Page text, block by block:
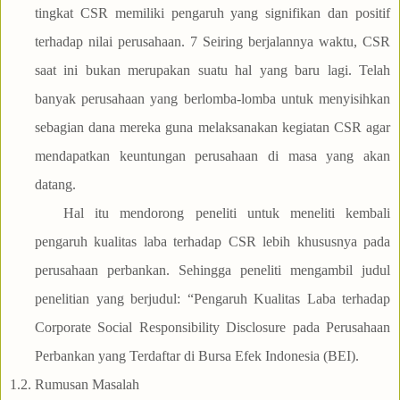
tingkat CSR memiliki pengaruh yang signifikan dan positif
terhadap nilai perusahaan. 7 Seiring berjalannya waktu, CSR
saat ini bukan merupakan suatu hal yang baru lagi. Telah
banyak perusahaan yang berlomba-lomba untuk menyisihkan
sebagian dana mereka guna melaksanakan kegiatan CSR agar
mendapatkan keuntungan perusahaan di masa yang akan
datang.
Hal itu mendorong peneliti untuk meneliti kembali
pengaruh kualitas laba terhadap CSR lebih khususnya pada
perusahaan perbankan. Sehingga peneliti mengambil judul
penelitian yang berjudul: “Pengaruh Kualitas Laba terhadap
Corporate Social Responsibility Disclosure pada Perusahaan
Perbankan yang Terdaftar di Bursa Efek Indonesia (BEI).
1.2. Rumusan Masalah